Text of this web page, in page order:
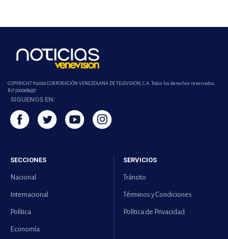
COPYRIGHT ©2026 CORPORACIÓN VENEZOLANA DE TELEVISION, C.A. Todos los derechos reservados.
Rif-j000089337
SIGUENOS EN:
SECCIONES
Nacional
Internacional
Política
Economía
SERVICIOS
Tránsito
Términos y Condiciones
Política de Privacidad